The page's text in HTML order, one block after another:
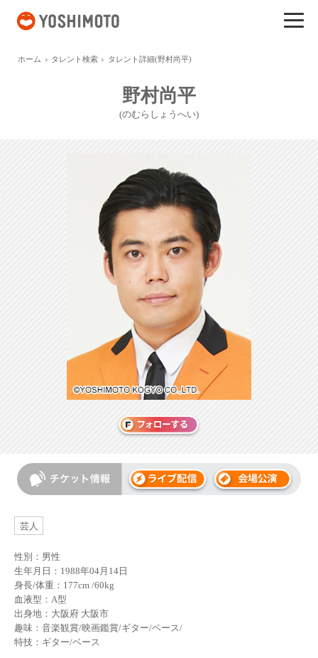
ホーム タレント検索 タレント詳細(野村尚平)
野村尚平
(のむらしょうへい)
芸人
性別：男性
生年月日：1988年04月14日
身長/体重：177cm /60kg
血液型：A型
出身地：大阪府 大阪市
趣味：音楽観賞/映画鑑賞/ギター/ベース/
特技：ギター/ベース